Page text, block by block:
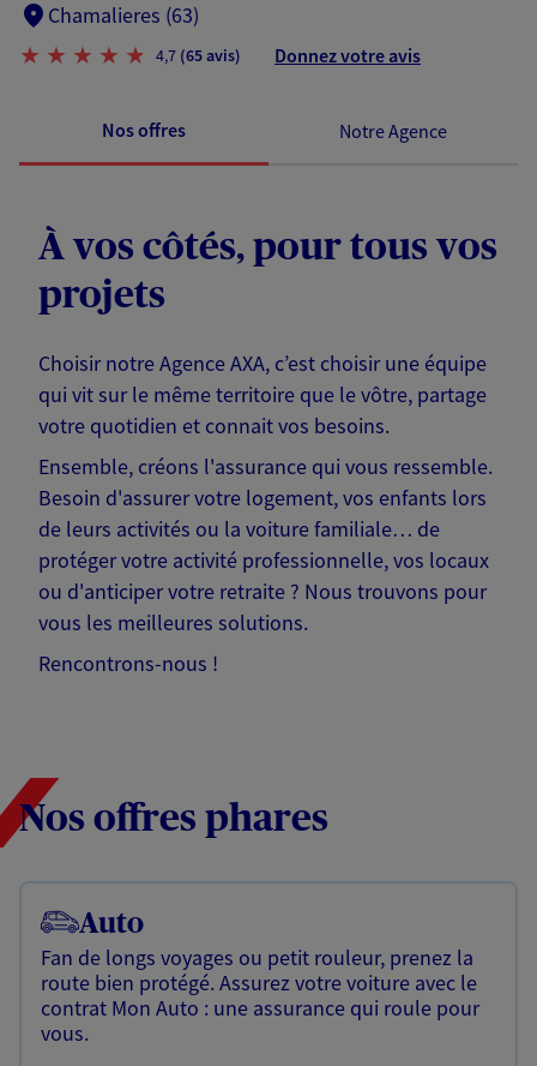
Chamalieres (63)
4,7 (65 avis) Donnez votre avis
Nos offres Notre Agence
À vos côtés, pour tous vos
projets
Choisir notre Agence AXA, c’est choisir une équipe
qui vit sur le même territoire que le vôtre, partage
votre quotidien et connait vos besoins.
Ensemble, créons l'assurance qui vous ressemble.
Besoin d'assurer votre logement, vos enfants lors
de leurs activités ou la voiture familiale… de
protéger votre activité professionnelle, vos locaux
ou d'anticiper votre retraite ? Nous trouvons pour
vous les meilleures solutions.
Rencontrons-nous !
Nos offres phares
Auto
Fan de longs voyages ou petit rouleur, prenez la
route bien protégé. Assurez votre voiture avec le
contrat Mon Auto : une assurance qui roule pour
vous.